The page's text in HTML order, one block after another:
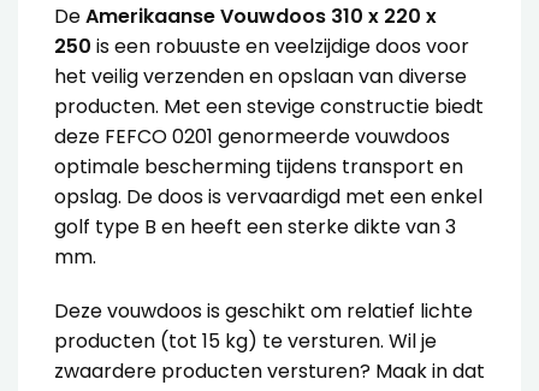
DeAmerikaanse Vouwdoos 310 x 220 x
250 is een robuuste en veelzijdige doos voor
het veilig verzenden en opslaan van diverse
producten. Met een stevige constructie biedt
deze FEFCO 0201 genormeerde vouwdoos
optimale bescherming tijdens transport en
opslag. De doos is vervaardigd met een enkel
golf type B en heeft een sterke dikte van 3
mm.
Deze vouwdoos is geschikt om relatief lichte
producten (tot 15 kg) te versturen. Wil je
zwaardere producten versturen? Maak in dat